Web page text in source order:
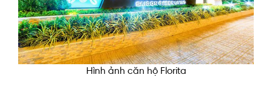
Hình ảnh căn hộ Florita